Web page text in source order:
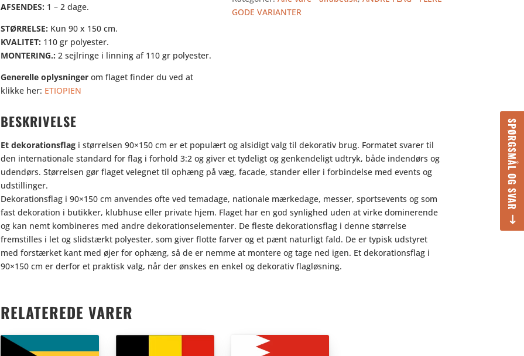
SPØRGSMÅL OG SVAR
AFSENDES: 1 – 2 dage.
STØRRELSE: Kun 90 x 150 cm.
KVALITET: 110 gr polyester.
MONTERING.: 2 sejlringe i linning af 110 gr polyester.
Generelle oplysninger om flaget finder du ved at
klikke her: ETIOPIEN
GODE VARIANTER
BESKRIVELSE
Et dekorationsflag i størrelsen 90×150 cm er et populært og alsidigt valg til dekorativ brug. Formatet svarer til
den internationale standard for flag i forhold 3:2 og giver et tydeligt og genkendeligt udtryk, både indendørs og
udendørs. Størrelsen gør flaget velegnet til ophæng på væg, facade, stander eller i forbindelse med events og
udstillinger.
Dekorationsflag i 90×150 cm anvendes ofte ved temadage, nationale mærkedage, messer, sportsevents og som
fast dekoration i butikker, klubhuse eller private hjem. Flaget har en god synlighed uden at virke dominerende
og kan nemt kombineres med andre dekorationselementer. De fleste dekorationsflag i denne størrelse
fremstilles i let og slidstærkt polyester, som giver flotte farver og et pænt naturligt fald. De er typisk udstyret
med forstærket kant med øjer for ophæng, så de er nemme at montere og tage ned igen. Et dekorationsflag i
90×150 cm er derfor et praktisk valg, når der ønskes en enkel og dekorativ flagløsning.
RELATEREDE VARER